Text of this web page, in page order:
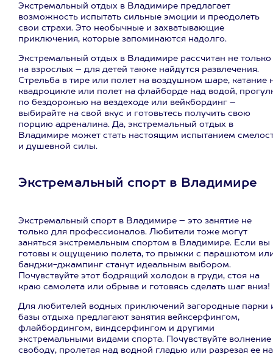
Экстремальный отдых в Владимире предлагает
возможность испытать сильные эмоции и преодолеть
свои страхи. Это необычные и захватывающие
приключения, которые запоминаются надолго.
Экстремальный отдых в Владимире рассчитан не только
на взрослых – для детей также найдутся развлечения.
Стрельба в тире или полет на воздушном шаре, катание
квадроцикле или полет на флайборде над водой,
по бездорожью на вездеходе или вейкбординг –
выбирайте на свой вкус и готовьтесь получить свою
порцию адреналина. Да, экстремальный отдых в
Владимире может стать настоящим испытанием
и душевной силы.
Экстремальный спорт в Владимире
Экстремальный спорт в Владимире – это занятие не
только для профессионалов. Любители тоже могут
заняться экстремальным спортом в Владимире. Если вы
готовы к ощущению полета, то прыжки с парашютом
банджи-джампинг станут идеальным выбором.
Почувствуйте этот бодрящий холодок в груди, стоя на
краю самолета или обрыва и готовясь сделать шаг вниз!
Для любителей водных приключений загородные парки
базы отдыха предлагают занятия вейксерфингом,
флайбордингом, виндсерфингом и другими
экстремальными видами спорта. Почувствуйте волнение
свободу, пролетая над водной гладью или разрезая ее на